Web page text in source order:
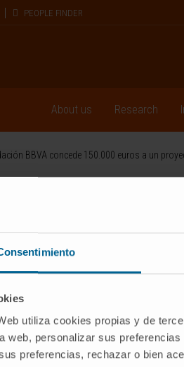
utiliza cookies propias y de
web, personalizar sus
preferencias, rechazar o bien
PEOPLE FINDER
About us Research
BBVA concede 150.000 euros a un
SUBSCRIBE
Cancer
Cardiovascular diseases